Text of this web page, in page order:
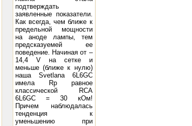
подтверждать
заявленные показатели.
Как всегда, чем ближе к
предельной мощности
на аноде лампы, тем
предсказуемей ее
поведение. Начиная от –
14,4 V на сетке и
меньше (ближе к нулю)
наша Svetlana 6L6GC
имела Rp равное
классической RCA
6L6GC = 30 кОм!
Причем наблюдалась
тенденция к
уменьшению при